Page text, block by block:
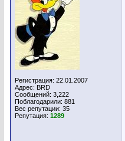
Регистрация: 22.01.2007
Адрес: BRD
Сообщений: 3,222
Поблагодарили: 881
Вес репутации: 35
Репутация: 1289